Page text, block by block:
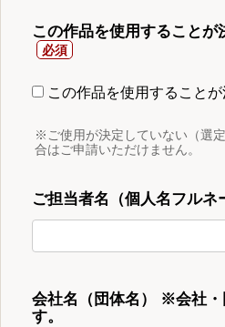
この作品を使用することが
この作品を使用することが
※ご使用が決定していない（選
合はご申請いただけません。
ご担当者名（個人名フルネ
会社名（団体名） ※会社
す。